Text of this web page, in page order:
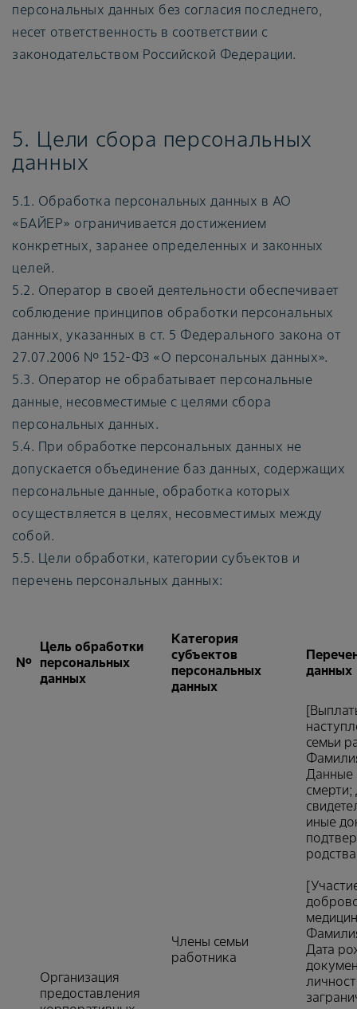
персональных данных без согласия последнего,
несет ответственность в соответствии с
законодательством Российской Федерации.
5. Цели сбора персональных
данных
5.1. Обработка персональных данных в АО
«БАЙЕР» ограничивается достижением
конкретных, заранее определенных и законных
целей.
5.2. Оператор в своей деятельности обеспечивает
соблюдение принципов обработки персональных
данных, указанных в ст. 5 Федерального закона от
27.07.2006 № 152-ФЗ «О персональных данных».
5.3. Оператор не обрабатывает персональные
данные, несовместимые с целями сбора
персональных данных.
5.4. При обработке персональных данных не
допускается объединение баз данных, содержащих
персональные данные, обработка которых
осуществляется в целях, несовместимых между
собой.
5.5. Цели обработки, категории субъектов и
перечень персональных данных:
№
Цель обработки
персональных
данных
Категория
субъектов
персональных
данных
данных
Организация
предоставления
Члены семьи
работника
семьи
Данные
иные
Дата